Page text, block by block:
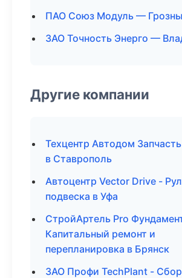
ПАО Союз Модуль —
ЗАО Точность Энерго —
Другие компании
Техцентр Автодом
в Ставрополь
Автоцентр Vector Drive -
подвеска в Уфа
СтройАртель Pro
Капитальный ремонт и
перепланировка в Брянск
ЗАО Профи TechPlant -